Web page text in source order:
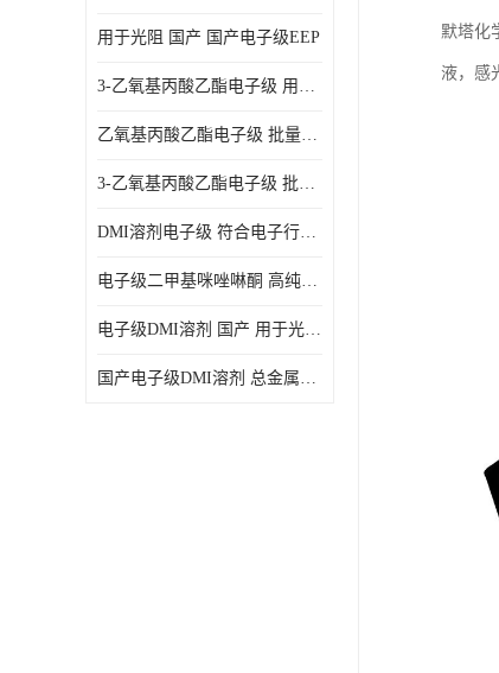
用于光阻 国产 国产电子级EEP
3-乙氧基丙酸乙酯电子级 用于剥离液 国产
乙氧基丙酸乙酯电子级 批量供应 电子级
3-乙氧基丙酸乙酯电子级 批量供应
DMI溶剂电子级 符合电子行业要求
电子级二甲基咪唑啉酮 高纯度 用于光阻
电子级DMI溶剂 国产 用于光刻胶
国产电子级DMI溶剂 总金属小于20ppb 用于半导体清洗
默塔化
液，感